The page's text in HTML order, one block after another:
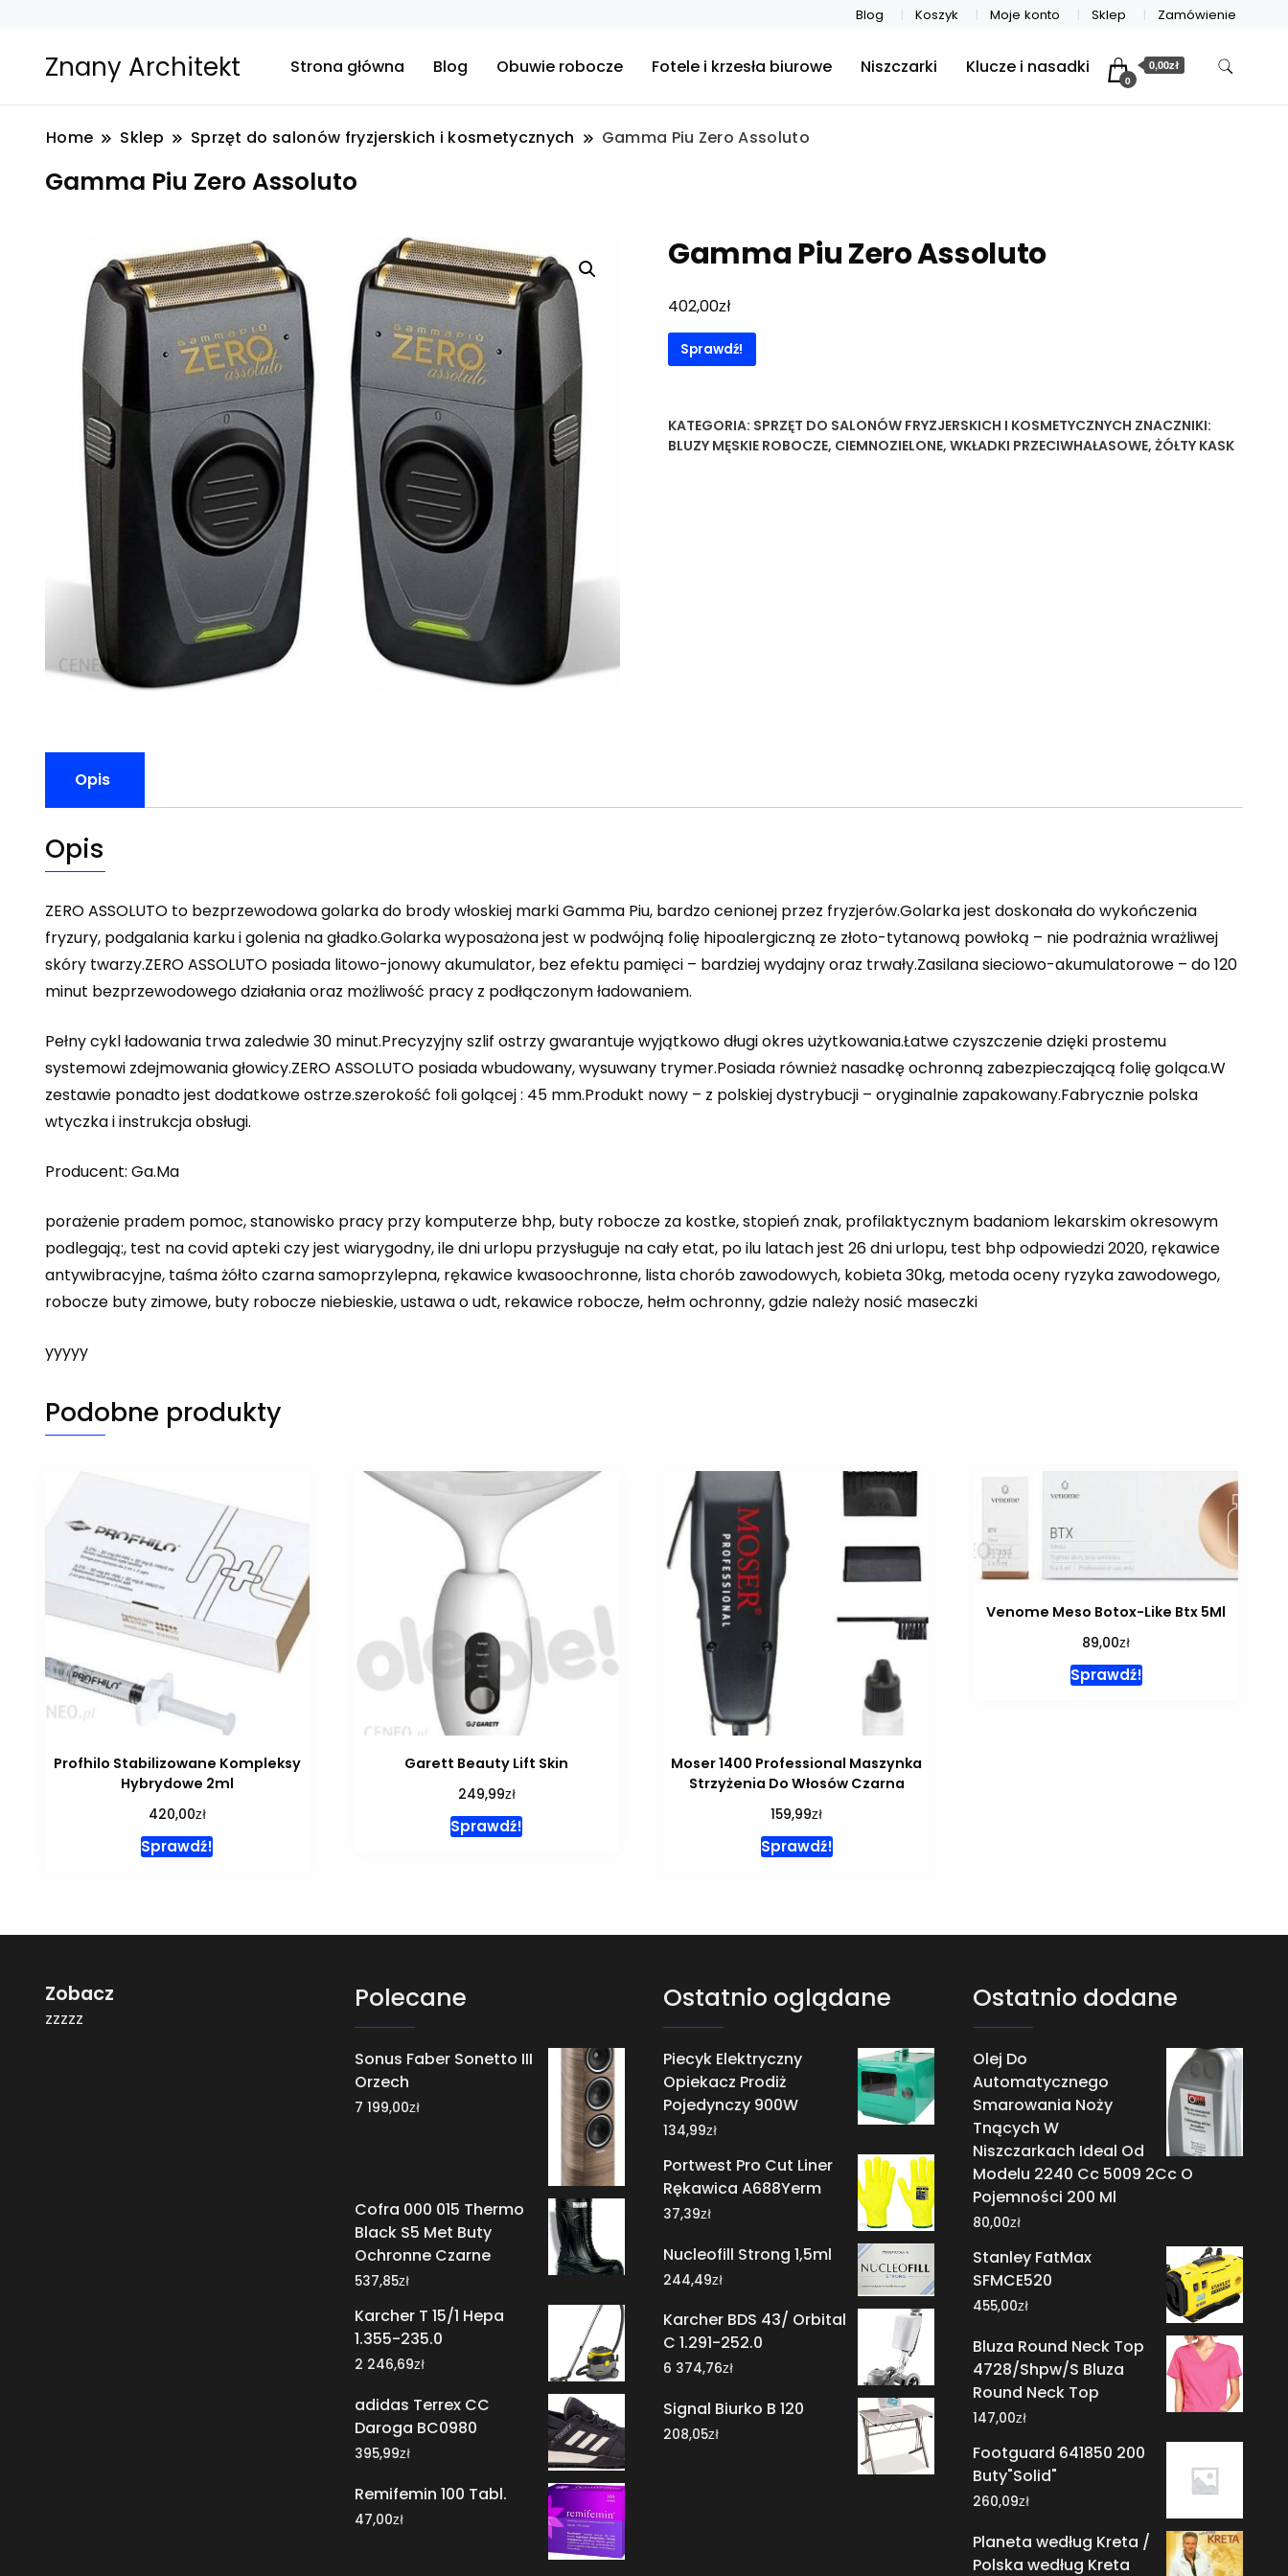
Blog Koszyk Moje konto Sklep Zamówienie
Znany Architekt Strona główna Blog Obuwie robocze Fotele i krzesła biurowe Niszczarki Klucze i nasadki
0
0,00zł
Home Sklep Sprzęt do salonów fryzjerskich i kosmetycznych Gamma Piu Zero Assoluto
Gamma Piu Zero Assoluto
Gamma Piu Zero Assoluto
402,00zł
Sprawdź!
KATEGORIA: SPRZĘT DO SALONÓW FRYZJERSKICH I KOSMETYCZNYCH ZNACZNIKI:
BLUZY MĘSKIE ROBOCZE, CIEMNOZIELONE, WKŁADKI PRZECIWHAŁASOWE, ŻÓŁTY KASK
Opis
Opis
ZERO ASSOLUTO to bezprzewodowa golarka do brody włoskiej marki Gamma Piu, bardzo cenionej przez fryzjerów.Golarka jest doskonała do wykończenia
fryzury, podgalania karku i golenia na gładko.Golarka wyposażona jest w podwójną folię hipoalergiczną ze złoto-tytanową powłoką – nie podrażnia wrażliwej
skóry twarzy.ZERO ASSOLUTO posiada litowo-jonowy akumulator, bez efektu pamięci – bardziej wydajny oraz trwały.Zasilana sieciowo-akumulatorowe – do 120
minut bezprzewodowego działania oraz możliwość pracy z podłączonym ładowaniem.
Pełny cykl ładowania trwa zaledwie 30 minut.Precyzyjny szlif ostrzy gwarantuje wyjątkowo długi okres użytkowania.Łatwe czyszczenie dzięki prostemu
systemowi zdejmowania głowicy.ZERO ASSOLUTO posiada wbudowany, wysuwany trymer.Posiada również nasadkę ochronną zabezpieczającą folię goląca.W
zestawie ponadto jest dodatkowe ostrze.szerokość foli golącej : 45 mm.Produkt nowy – z polskiej dystrybucji – oryginalnie zapakowany.Fabrycznie polska
wtyczka i instrukcja obsługi.
Producent: Ga.Ma
porażenie pradem pomoc, stanowisko pracy przy komputerze bhp, buty robocze za kostke, stopień znak, profilaktycznym badaniom lekarskim okresowym
podlegają:, test na covid apteki czy jest wiarygodny, ile dni urlopu przysługuje na cały etat, po ilu latach jest 26 dni urlopu, test bhp odpowiedzi 2020, rękawice
antywibracyjne, taśma żółto czarna samoprzylepna, rękawice kwasoochronne, lista chorób zawodowych, kobieta 30kg, metoda oceny ryzyka zawodowego,
robocze buty zimowe, buty robocze niebieskie, ustawa o udt, rekawice robocze, hełm ochronny, gdzie należy nosić maseczki
yyyyy
Podobne produkty
Profhilo Stabilizowane Kompleksy
Hybrydowe 2ml
420,00zł
Sprawdź!
Garett Beauty Lift Skin
249,99zł
Sprawdź!
Moser 1400 Professional Maszynka
Strzyżenia Do Włosów Czarna
159,99zł
Sprawdź!
Venome Meso Botox-Like Btx 5Ml
89,00zł
Sprawdź!
Zobacz
zzzzz
Polecane
Sonus Faber Sonetto III
Orzech
7 199,00zł
Cofra 000 015 Thermo
Black S5 Met Buty
Ochronne Czarne
537,85zł
Karcher T 15/1 Hepa
1.355-235.0
2 246,69zł
adidas Terrex CC
Daroga BC0980
395,99zł
Remifemin 100 Tabl.
47,00zł
Ostatnio oglądane
Piecyk Elektryczny
Opiekacz Prodiż
Pojedynczy 900W
134,99zł
Portwest Pro Cut Liner
Rękawica A688Yerm
37,39zł
Nucleofill Strong 1,5ml
244,49zł
Karcher BDS 43/ Orbital
C 1.291-252.0
6 374,76zł
Signal Biurko B 120
208,05zł
Ostatnio dodane
Olej Do
Automatycznego
Smarowania Noży
Tnących W
Niszczarkach Ideal Od
Modelu 2240 Cc 5009 2Cc O
Pojemności 200 Ml
80,00zł
Stanley FatMax
SFMCE520
455,00zł
Bluza Round Neck Top
4728/Shpw/S Bluza
Round Neck Top
147,00zł
Footguard 641850 200
Buty"Solid"
260,09zł
Planeta według Kreta /
Polska według Kreta